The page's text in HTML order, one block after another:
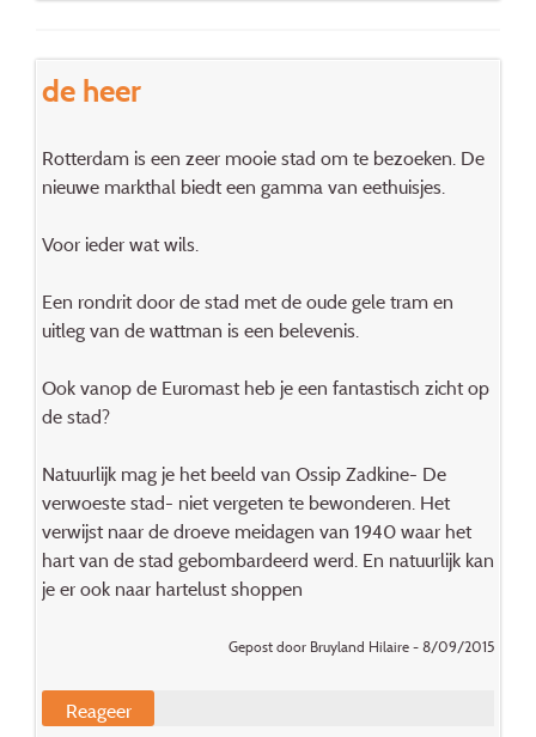
de heer
Rotterdam is een zeer mooie stad om te bezoeken. De
nieuwe markthal biedt een gamma van eethuisjes.
Voor ieder wat wils.
Een rondrit door de stad met de oude gele tram en
uitleg van de wattman is een belevenis.
Ook vanop de Euromast heb je een fantastisch zicht op
de stad?
Natuurlijk mag je het beeld van Ossip Zadkine- De
verwoeste stad- niet vergeten te bewonderen. Het
verwijst naar de droeve meidagen van 1940 waar het
hart van de stad gebombardeerd werd. En natuurlijk kan
je er ook naar hartelust shoppen
Gepost door Bruyland Hilaire - 8/09/2015
Reageer